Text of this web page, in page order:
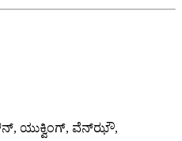
ಟೌನ್, ಯುಕ್ವಿಂಗ್, ವೆನ್‌ಝೌ,